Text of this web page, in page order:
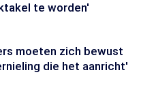
te worden'
moeten zich bewust
die het aanricht'